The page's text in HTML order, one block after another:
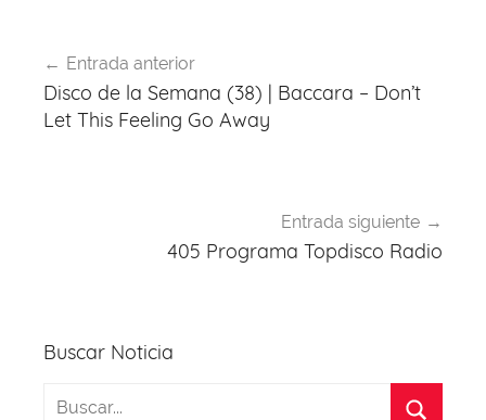
de
entradas
Entrada anterior
Disco de la Semana (38) | Baccara – Don’t
Let This Feeling Go Away
Entrada siguiente
405 Programa Topdisco Radio
Buscar Noticia